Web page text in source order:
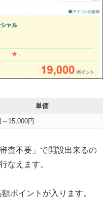
単価
15,000円
査不要」で開設出来るの
なえます。
ポイントが入ります。